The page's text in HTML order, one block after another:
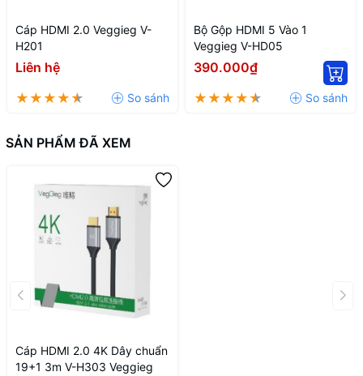
Cáp HDMI 2.0 Veggieg V-
H201
Liên hệ
Bộ Gộp HDMI 5 Vào 1
Veggieg V-HD05
390.000₫
SẢN PHẨM ĐÃ XEM
Cáp HDMI 2.0 4K Dây chuẩn
19+1 3m V-H303 Veggieg